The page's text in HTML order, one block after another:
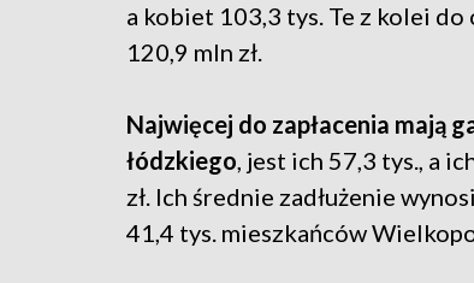
a kobiet 103,3 tys. Te z kolei do
120,9 mln zł.
Najwięcej do zapłacenia mają
łódzkiego, jest ich 57,3 tys., a
zł. Ich średnie zadłużenie
41,4 tys. mieszkańców